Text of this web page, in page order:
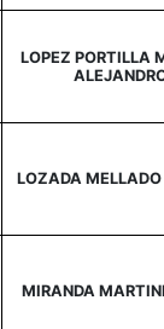
LOPEZ PORTILLA
LOZADA
MIRANDA